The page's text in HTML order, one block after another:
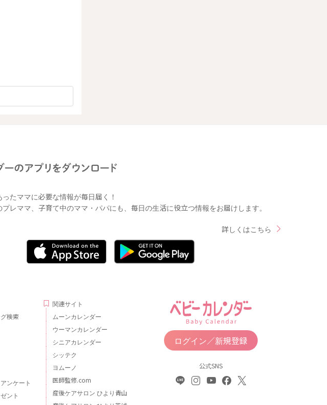
たママに必要な情報が毎日届く！
レママ、子育て中のママ・パパにも、毎日の生活に役立つ情報をお届けします。
詳しくはこちら
検索
ンケート
ント
関連サイト
ムーンカレンダー
ウーマンカレンダー
シニアカレンダー
シッテク
ヨムーノ
医師監修.com
産後ケアサロン ひより青山
ログイン／新規登録
公式SNS